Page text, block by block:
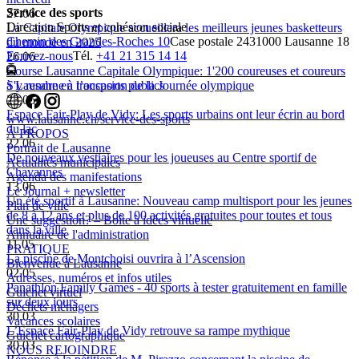
27.06
La Capitale Olympique accueillera les meilleurs jeunes basketteurs
du monde en 2025
26.06
Course Lausanne Capitale Olympique: 1'200 coureuses et coureurs
à Lausanne à l’occasion de la Journée olympique
23.06
Espace Fair-Play de Vidy: Les sports urbains ont leur écrin au bord
du lac
22.06
De nouveaux vestiaires pour les joueuses au Centre sportif de
Chavannes
13.06
Un été sportif à Lausanne: Nouveau camp multisport pour les jeunes
de 8 à 12 ans et plus de 100 activités gratuites pour toutes et tous
dans la ville
11.05
La piscine de Montchoisi ouvrira à l’Ascension
02.05
Panathlon Family Games - 40 sports à tester gratuitement en famille
sur deux jours
30.03
L’Espace Fair-Play de Vidy retrouve sa rampe mythique
30.03
Service des sports
Direction Sports et cohésion sociale
Chemin des Grandes-Roches 10Case postale 2431000 Lausanne 18
Ecrivez-nousTél. +41 21 315 14 14
S'y rendre en transports publics
www.lausanne.ch/service-des-sports
À PROPOS
Portrait de Lausanne
Actualités municipales
Agenda des manifestations
Le Journal + newsletter
Plan de ville
Une suggestion? – Boîte à idées virtuelle
Annuaire de l'administration
PRATIQUE
Bienvenue à Lausanne
Adresses, numéros et infos utiles
Guichet virtuel
Déchets ménagers
Vacances scolaires
Guichet cartographique
NOUS REJOINDRE